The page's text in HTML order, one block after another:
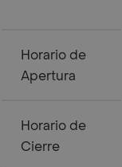
Horario de
Apertura
Horario de
Cierre